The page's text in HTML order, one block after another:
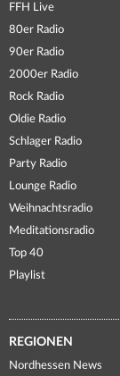
FFH Live
80er Radio
90er Radio
2000er Radio
Rock Radio
Oldie Radio
Schlager Radio
Party Radio
Lounge Radio
Weihnachtsradio
Meditationsradio
Top 40
Playlist
REGIONEN
Nordhessen News